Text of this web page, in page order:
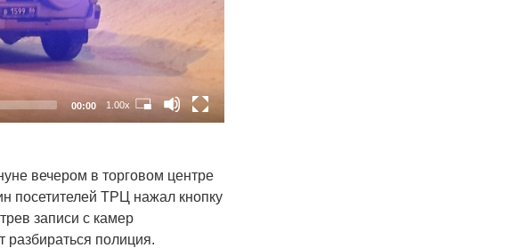
00:00 1.00x
вечером в торговом центре
посетителей ТРЦ нажал кнопку
записи с камер
полиция.